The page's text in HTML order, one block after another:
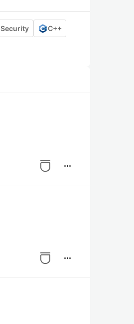
Security C++
more_horiz
more_horiz